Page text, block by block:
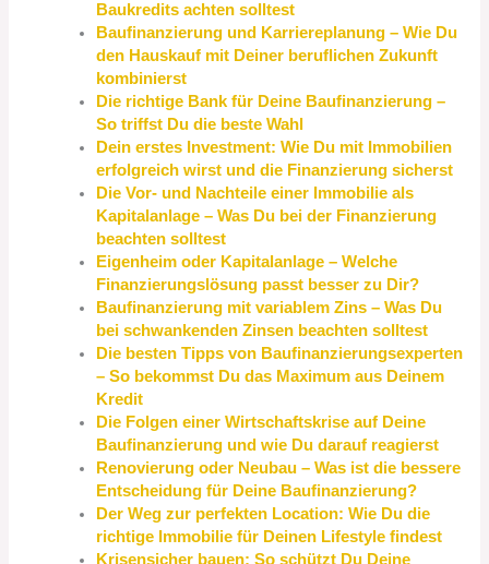
Baukredits achten solltest
Baufinanzierung und Karriereplanung – Wie Du
den Hauskauf mit Deiner beruflichen Zukunft
kombinierst
Die richtige Bank für Deine Baufinanzierung –
So triffst Du die beste Wahl
Dein erstes Investment: Wie Du mit Immobilien
erfolgreich wirst und die Finanzierung sicherst
Die Vor- und Nachteile einer Immobilie als
Kapitalanlage – Was Du bei der Finanzierung
beachten solltest
Eigenheim oder Kapitalanlage – Welche
Finanzierungslösung passt besser zu Dir?
Baufinanzierung mit variablem Zins – Was Du
bei schwankenden Zinsen beachten solltest
Die besten Tipps von Baufinanzierungsexperten
– So bekommst Du das Maximum aus Deinem
Kredit
Die Folgen einer Wirtschaftskrise auf Deine
Baufinanzierung und wie Du darauf reagierst
Renovierung oder Neubau – Was ist die bessere
Entscheidung für Deine Baufinanzierung?
Der Weg zur perfekten Location: Wie Du die
richtige Immobilie für Deinen Lifestyle findest
Krisensicher bauen: So schützt Du Deine